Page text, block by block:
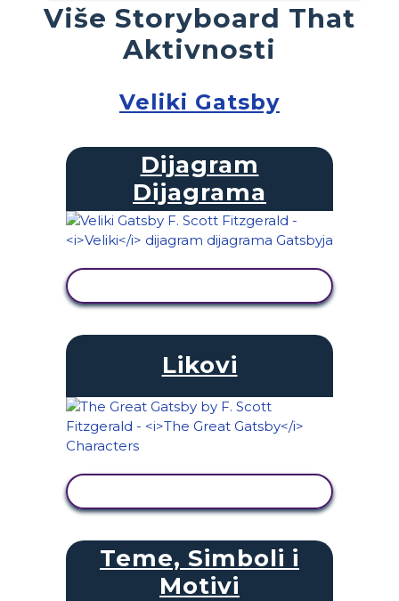
Više Storyboard That
Aktivnosti
Veliki Gatsby
Dijagram
Dijagrama
Likovi
Teme, Simboli i
Motivi